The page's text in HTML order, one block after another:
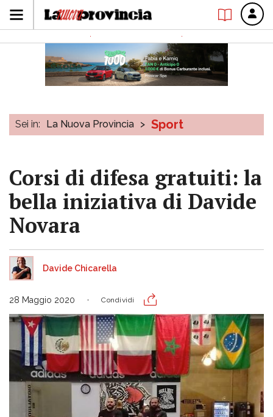
Sei in: La Nuova Provincia > Sport
Corsi di difesa gratuiti: la
bella iniziativa di Davide
Novara
Davide Chicarella
28 Maggio 2020 Condividi